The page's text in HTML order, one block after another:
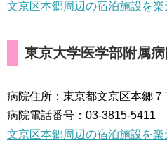
文京区本郷周辺の宿泊施設を
東京大学医学部附属
病院住所：東京都文京区本郷７
病院電話番号：03-3815-5411
文京区本郷周辺の宿泊施設を